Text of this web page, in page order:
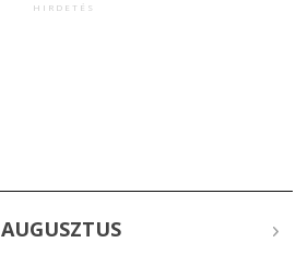
HIRDETÉS
AUGUSZTUS